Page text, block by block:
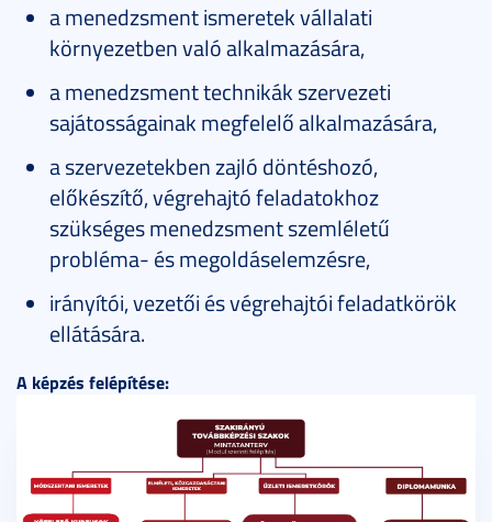
a menedzsment ismeretek vállalati
környezetben való alkalmazására,
a menedzsment technikák szervezeti
sajátosságainak megfelelő alkalmazására,
a szervezetekben zajló döntéshozó,
előkészítő, végrehajtó feladatokhoz
szükséges menedzsment szemléletű
probléma- és megoldáselemzésre,
irányítói, vezetői és végrehajtói feladatkörök
ellátására.
A képzés felépítése: